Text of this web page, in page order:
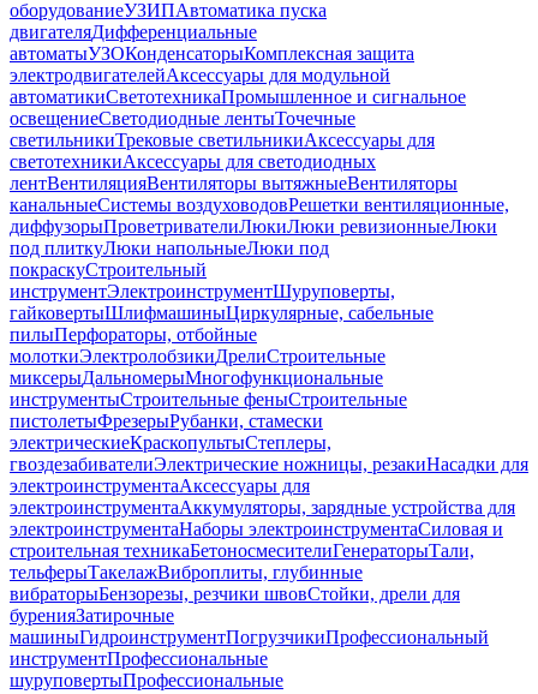
оборудованиеУЗИПАвтоматика пуска
двигателяДифференциальные
автоматыУЗОКонденсаторыКомплексная защита
электродвигателейАксессуары для модульной
автоматикиСветотехникаПромышленное и сигнальное
освещениеСветодиодные лентыТочечные
светильникиТрековые светильникиАксессуары для
светотехникиАксессуары для светодиодных
лентВентиляцияВентиляторы вытяжныеВентиляторы
канальныеСистемы воздуховодовРешетки вентиляционные,
диффузорыПроветривателиЛюкиЛюки ревизионныеЛюки
под плиткуЛюки напольныеЛюки под
покраскуСтроительный
инструментЭлектроинструментШуруповерты,
гайковертыШлифмашиныЦиркулярные, сабельные
пилыПерфораторы, отбойные
молоткиЭлектролобзикиДрелиСтроительные
миксерыДальномерыМногофункциональные
инструментыСтроительные феныСтроительные
пистолетыФрезерыРубанки, стамески
электрическиеКраскопультыСтеплеры,
гвоздезабивателиЭлектрические ножницы, резакиНасадки для
электроинструментаАксессуары для
электроинструментаАккумуляторы, зарядные устройства для
электроинструментаНаборы электроинструментаСиловая и
строительная техникаБетоносмесителиГенераторыТали,
тельферыТакелажВиброплиты, глубинные
вибраторыБензорезы, резчики швовСтойки, дрели для
буренияЗатирочные
машиныГидроинструментПогрузчикиПрофессиональный
инструментПрофессиональные
шуруповертыПрофессиональные